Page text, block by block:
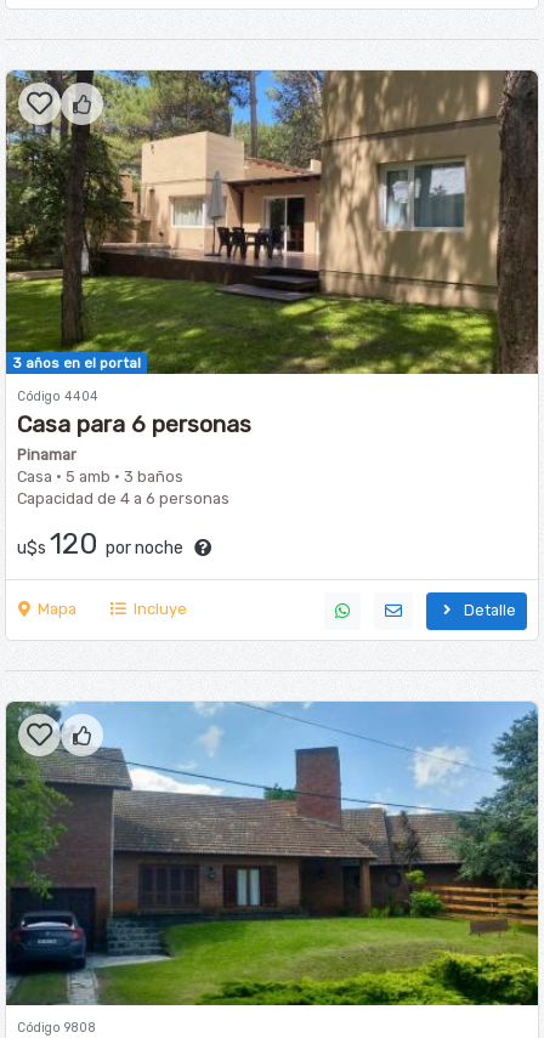
3 años en el portal
Código 4404
Casa para 6 personas
Pinamar
Casa · 5 amb · 3 baños
Capacidad de 4 a 6 personas
u$s 120 por noche
Mapa Incluye Detalle
Código 9808